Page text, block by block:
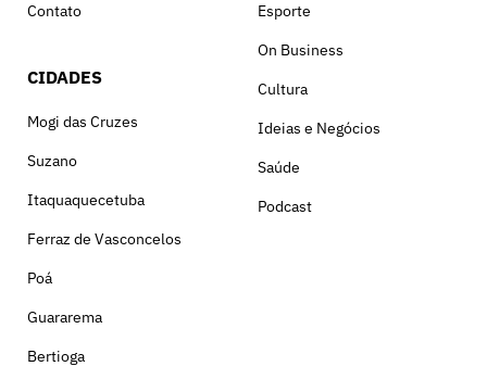
Contato
CIDADES
Mogi das Cruzes
Suzano
Itaquaquecetuba
Ferraz de Vasconcelos
Poá
Guararema
Bertioga
Esporte
On Business
Cultura
Ideias e Negócios
Saúde
Podcast